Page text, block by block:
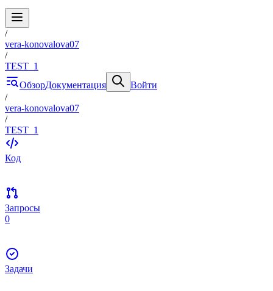
/
vera-konovalova07
/
TEST_1
ОбзорДокументация
Войти
/
vera-konovalova07
/
TEST_1
Код
Запросы
0
Задачи